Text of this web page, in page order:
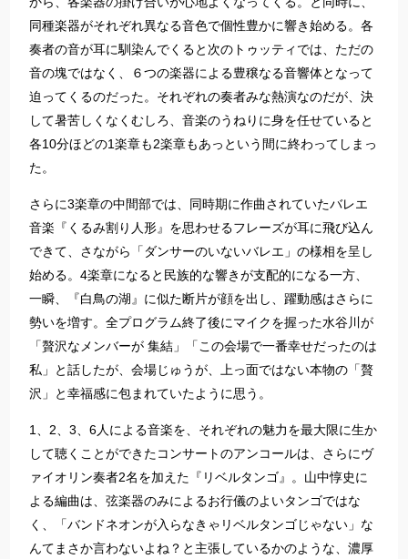
同種楽器がそれぞれ異なる音色で個性豊かに響き始める。各
奏者の音が耳に馴染んでくると次のトゥッティでは、ただの
音の塊ではなく、６つの楽器による豊穣なる音響体となって
迫ってくるのだった。それぞれの奏者みな熱演なのだが、決
して暑苦しくなくむしろ、音楽のうねりに身を任せていると
各10分ほどの1楽章も2楽章もあっという間に終わってしまっ
た。
さらに3楽章の中間部では、同時期に作曲されていたバレエ
音楽『くるみ割り人形』を思わせるフレーズが耳に飛び込ん
できて、さながら「ダンサーのいないバレエ」の様相を呈し
始める。4楽章になると民族的な響きが支配的になる一方、
一瞬、『白鳥の湖』に似た断片が顔を出し、躍動感はさらに
勢いを増す。全プログラム終了後にマイクを握った水谷川が
「贅沢なメンバーが 集結」「この会場で一番幸せだったのは
私」と話したが、会場じゅうが、上っ面ではない本物の「贅
沢」と幸福感に包まれていたように思う。
1、2、3、6人による音楽を、それぞれの魅力を最大限に生か
して聴くことができたコンサートのアンコールは、さらにヴ
ァイオリン奏者2名を加えた『リベルタンゴ』。山中惇史に
よる編曲は、弦楽器のみによるお行儀のよいタンゴではな
く、「バンドネオンが入らなきゃリベルタンゴじゃない」な
んてまさか言わないよね？と主張しているかのような、濃厚